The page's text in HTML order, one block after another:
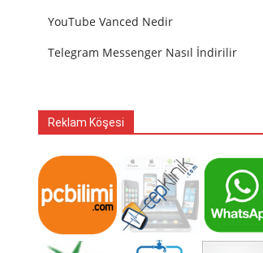
YouTube Vanced Nedir
Telegram Messenger Nasıl İndirilir
Reklam Köşesi